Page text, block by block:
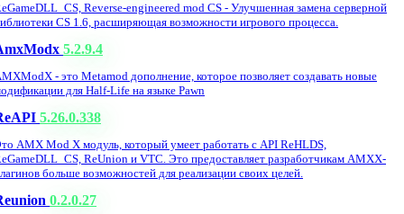
Reverse-engineered mod CS - Улучшенная замена серверной
CS 1.6, расширяющая возможности игрового процесса.
5.2.9.4
- это Metamod дополнение, которое позволяет создавать новые
для Half-Life на языке Pawn
5.26.0.338
AMX Mod X модуль, который умеет работать с API ReHLDS,
ReUnion и VTC. Это предоставляет разработчикам AMXX-
больше возможностей для реализации своих целей.
0.2.0.27